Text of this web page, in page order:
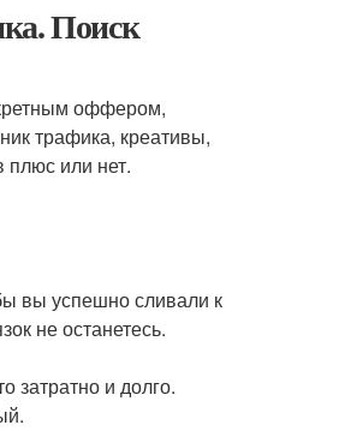
Поиск
оффером,
трафика, креативы,
плюс или нет.
вы успешно сливали к
не останетесь.
затратно и долго.